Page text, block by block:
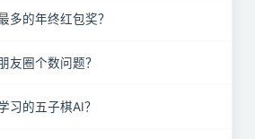
多的年终红包奖？
友圈个数问题？
习的五子棋AI？